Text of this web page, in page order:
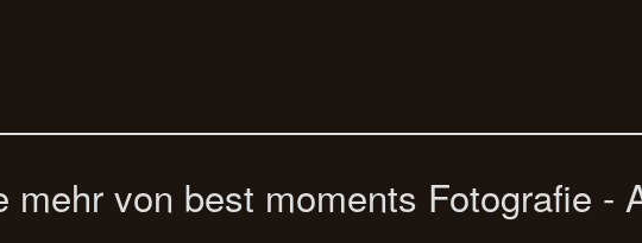
mehr von best moments Fotografie -